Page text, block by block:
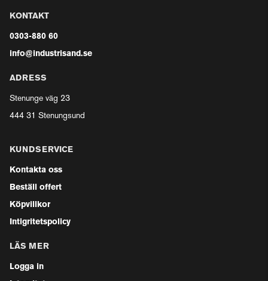
KONTAKT
0303-880 60
info@industrisand.se
ADRESS
Stenunge väg 23
444 31 Stenungsund
KUNDSERVICE
Kontakta oss
Beställ offert
Köpvillkor
Intigritetspolicy
LÄS MER
Logga in